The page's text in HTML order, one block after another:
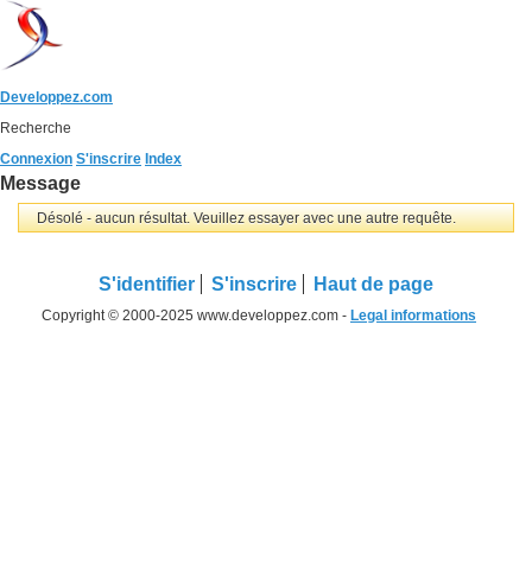
Developpez.com
Recherche
Connexion S'inscrire Index
Message
Désolé - aucun résultat. Veuillez essayer avec une autre requête.
S'identifier S'inscrire Haut de page
Copyright © 2000-2025 www.developpez.com - Legal informations